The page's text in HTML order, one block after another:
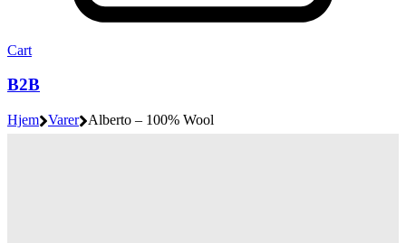
Cart
B2B
Hjem Varer Alberto – 100% Wool